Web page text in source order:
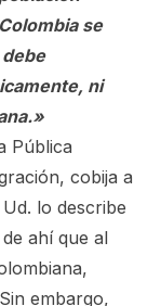
se
ni
Pública
cobija a
lo describe
ahí que al
embargo,